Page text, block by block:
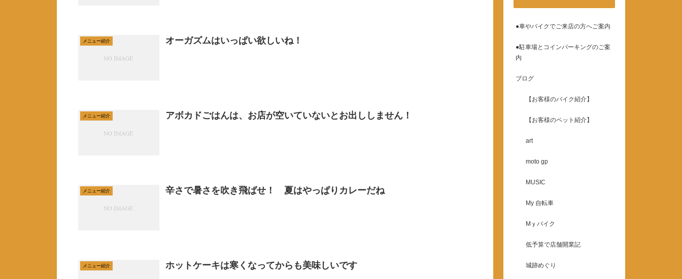
メニュー紹介 オーガズムはいっぱい欲しいね！
メニュー紹介 アボカドごはんは、お店が空いていないとお出ししません！
メニュー紹介 辛さで暑さを吹き飛ばせ！ 夏はやっぱりカレーだね
メニュー紹介 ホットケーキは寒くなってからも美味しいです
●車やバイクでご来店の方へご案内
●駐車場とコインパーキングのご案
内
ブログ
【お客様のバイク紹介】
【お客様のペット紹介】
art
moto gp
MUSIC
My 自転車
Mｙバイク
低予算で店舗開業記
城跡めぐり